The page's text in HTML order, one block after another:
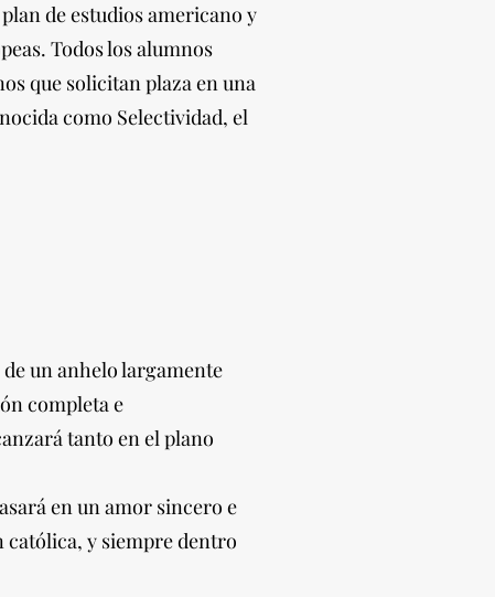
de estudios americano y
Todos los alumnos
que solicitan plaza en una
como Selectividad, el
un anhelo largamente
completa e
tanto en el plano
en un amor sincero e
católica, y siempre dentro